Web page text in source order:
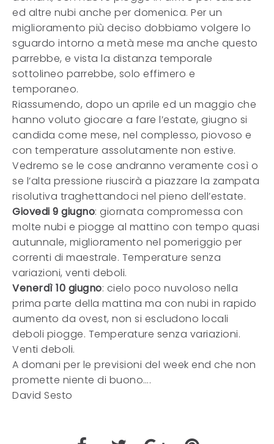
ed altre nubi anche per domenica. Per un
miglioramento più deciso dobbiamo volgere lo
sguardo intorno a metà mese ma anche questo
parrebbe, e vista la distanza temporale
sottolineo parrebbe, solo effimero e
temporaneo.
Riassumendo, dopo un aprile ed un maggio che
hanno voluto giocare a fare l’estate, giugno si
candida come mese, nel complesso, piovoso e
con temperature assolutamente non estive.
Vedremo se le cose andranno veramente così o
se l’alta pressione riuscirà a piazzare la zampata
risolutiva traghettandoci nel pieno dell’estate.
Giovedi 9 giugno: giornata compromessa con
molte nubi e piogge al mattino con tempo quasi
autunnale, miglioramento nel pomeriggio per
correnti di maestrale. Temperature senza
variazioni, venti deboli.
Venerdì 10 giugno: cielo poco nuvoloso nella
prima parte della mattina ma con nubi in rapido
aumento da ovest, non si escludono locali
deboli piogge. Temperature senza variazioni.
Venti deboli.
A domani per le previsioni del week end che non
promette niente di buono….
David Sesto